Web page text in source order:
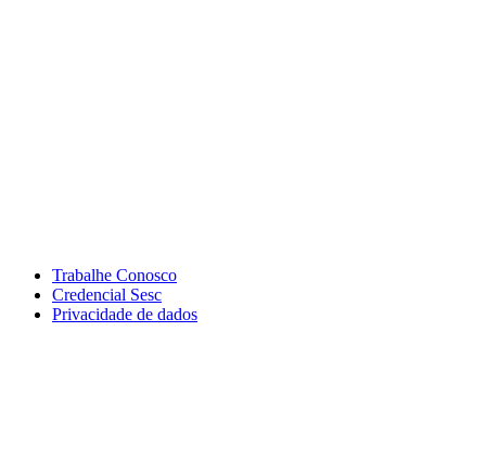
Trabalhe Conosco
Credencial Sesc
Privacidade de dados